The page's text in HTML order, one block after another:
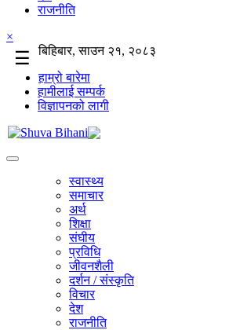
राजनीति
×
☰
बिहिबार, साउन २१, २०८३
हाम्रो बारेमा
हामीलाई सम्पर्क
विज्ञापनको लागी
स्वास्थ्य
समाचार
अर्थ
शिक्षा
संघीय
प्रविधि
जीवनशैली
दर्शन / संस्कृति
विचार
देश
राजनीति